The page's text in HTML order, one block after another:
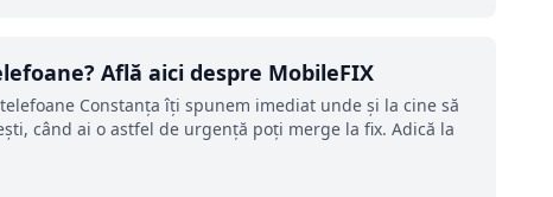
Află aici despre MobileFIX
Constanța îți spunem imediat unde și la cine să
când ai o astfel de urgență poți merge la fix. Adică la